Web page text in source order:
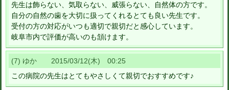
先生は飾らない、気取らない、威張らない、自然体の方です。
自分の自然の歯を大切に扱ってくれるとても良い先生です。
受付の方の対応がいつも適切で親切だと感心しています。
岐阜市内で評価が高いのも頷けます。
(7) ゆか 2015/03/12(木) 00:25
この病院の先生はとてもやさしくて親切でおすすめです♪